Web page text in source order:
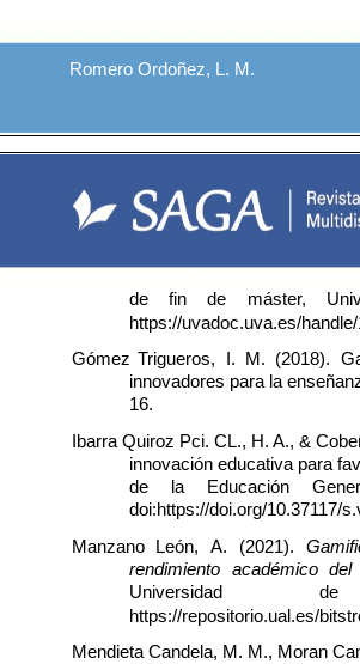
Romero Ordoñez, L. M.
de fin de máster,
https://uvadoc.uva.es/
Gómez Trigueros, I. M. (2018).
innovadores para la
16.
Ibarra Quiroz Pci. CL., H. A., &
innovación educativa para
de
la Educación
doi:https://doi.org/10.37117/
Manzano
León, A. (2021).
rendimiento
académico del
Universidad
de
https://repositorio.ual.es/
Mendieta Candela, M. M., Moran